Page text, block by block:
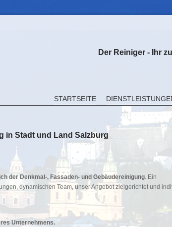
Der Reiniger - Ihr
STARTSEITE
in Stadt und Land Salzburg
der Denkmal-, Fassaden- und Gebäudereinigung. Ein
dynamischen Team, unser Angebot zielgerichtet und
Unternehmens.